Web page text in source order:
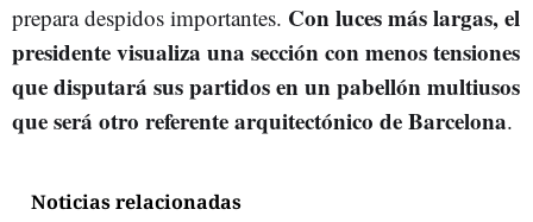
prepara despidos importantes. Con luces más largas, el
presidente visualiza una sección con menos tensiones
que disputará sus partidos en un pabellón multiusos
que será otro referente arquitectónico de Barcelona.
Noticias relacionadas